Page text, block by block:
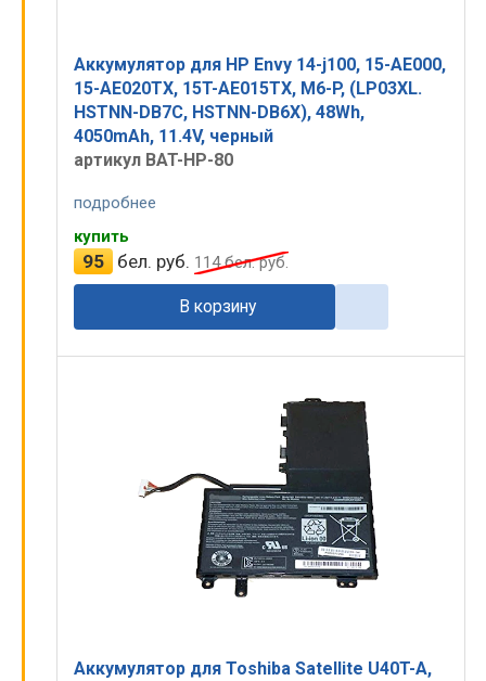
Аккумулятор для HP Envy 14-j100, 15-AE000,
15-AE020TX, 15T-AE015TX, M6-P, (LP03XL.
HSTNN-DB7C, HSTNN-DB6X), 48Wh,
4050mAh, 11.4V, черный
артикул BAT-HP-80
подробнее
купить
95 бел. руб. 114бел. руб.
В корзину
Аккумулятор для Toshiba Satellite U40T-A,